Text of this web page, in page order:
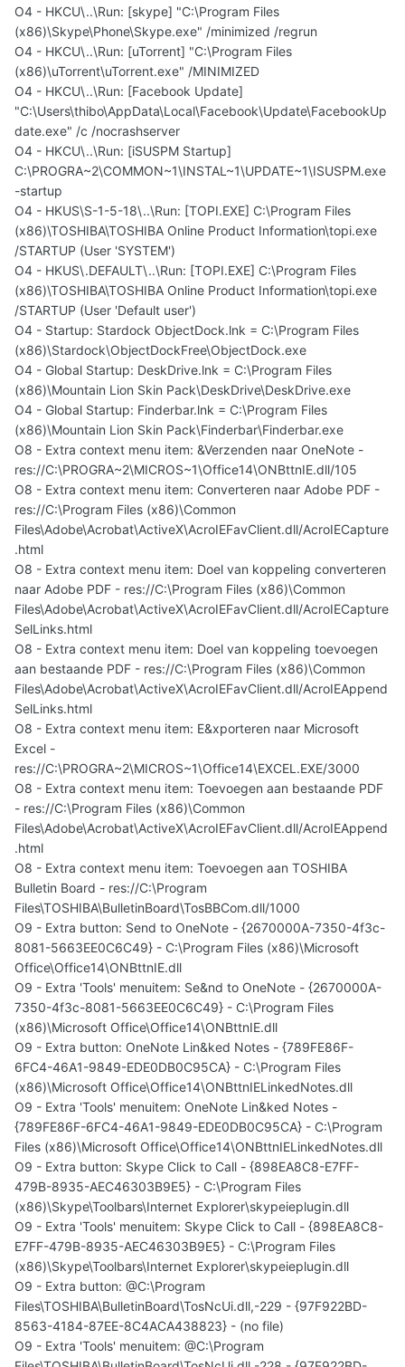
O4 - HKCU\..\Run: [skype] "C:\Program Files
(x86)\Skype\Phone\Skype.exe" /minimized /regrun
O4 - HKCU\..\Run: [uTorrent] "C:\Program Files
(x86)\uTorrent\uTorrent.exe" /MINIMIZED
O4 - HKCU\..\Run: [Facebook Update]
"C:\Users\thibo\AppData\Local\Facebook\Update\FacebookUp
date.exe" /c /nocrashserver
O4 - HKCU\..\Run: [iSUSPM Startup]
C:\PROGRA~2\COMMON~1\INSTAL~1\UPDATE~1\ISUSPM.exe
-startup
O4 - HKUS\S-1-5-18\..\Run: [TOPI.EXE] C:\Program Files
(x86)\TOSHIBA\TOSHIBA Online Product Information\topi.exe
/STARTUP (User 'SYSTEM')
O4 - HKUS\.DEFAULT\..\Run: [TOPI.EXE] C:\Program Files
(x86)\TOSHIBA\TOSHIBA Online Product Information\topi.exe
/STARTUP (User 'Default user')
O4 - Startup: Stardock ObjectDock.lnk = C:\Program Files
(x86)\Stardock\ObjectDockFree\ObjectDock.exe
O4 - Global Startup: DeskDrive.lnk = C:\Program Files
(x86)\Mountain Lion Skin Pack\DeskDrive\DeskDrive.exe
O4 - Global Startup: Finderbar.lnk = C:\Program Files
(x86)\Mountain Lion Skin Pack\Finderbar\Finderbar.exe
O8 - Extra context menu item: &Verzenden naar OneNote -
res://C:\PROGRA~2\MICROS~1\Office14\ONBttnIE.dll/105
O8 - Extra context menu item: Converteren naar Adobe PDF -
res://C:\Program Files (x86)\Common
Files\Adobe\Acrobat\ActiveX\AcroIEFavClient.dll/AcroIECapture
.html
O8 - Extra context menu item: Doel van koppeling converteren
naar Adobe PDF - res://C:\Program Files (x86)\Common
Files\Adobe\Acrobat\ActiveX\AcroIEFavClient.dll/AcroIECapture
SelLinks.html
O8 - Extra context menu item: Doel van koppeling toevoegen
aan bestaande PDF - res://C:\Program Files (x86)\Common
Files\Adobe\Acrobat\ActiveX\AcroIEFavClient.dll/AcroIEAppend
SelLinks.html
O8 - Extra context menu item: E&xporteren naar Microsoft
Excel -
res://C:\PROGRA~2\MICROS~1\Office14\EXCEL.EXE/3000
O8 - Extra context menu item: Toevoegen aan bestaande PDF
- res://C:\Program Files (x86)\Common
Files\Adobe\Acrobat\ActiveX\AcroIEFavClient.dll/AcroIEAppend
.html
O8 - Extra context menu item: Toevoegen aan TOSHIBA
Bulletin Board - res://C:\Program
Files\TOSHIBA\BulletinBoard\TosBBCom.dll/1000
O9 - Extra button: Send to OneNote - {2670000A-7350-4f3c-
8081-5663EE0C6C49} - C:\Program Files (x86)\Microsoft
Office\Office14\ONBttnIE.dll
O9 - Extra 'Tools' menuitem: Se&nd to OneNote - {2670000A-
7350-4f3c-8081-5663EE0C6C49} - C:\Program Files
(x86)\Microsoft Office\Office14\ONBttnIE.dll
O9 - Extra button: OneNote Lin&ked Notes - {789FE86F-
6FC4-46A1-9849-EDE0DB0C95CA} - C:\Program Files
(x86)\Microsoft Office\Office14\ONBttnIELinkedNotes.dll
O9 - Extra 'Tools' menuitem: OneNote Lin&ked Notes -
{789FE86F-6FC4-46A1-9849-EDE0DB0C95CA} - C:\Program
Files (x86)\Microsoft Office\Office14\ONBttnIELinkedNotes.dll
O9 - Extra button: Skype Click to Call - {898EA8C8-E7FF-
479B-8935-AEC46303B9E5} - C:\Program Files
(x86)\Skype\Toolbars\Internet Explorer\skypeieplugin.dll
O9 - Extra 'Tools' menuitem: Skype Click to Call - {898EA8C8-
E7FF-479B-8935-AEC46303B9E5} - C:\Program Files
(x86)\Skype\Toolbars\Internet Explorer\skypeieplugin.dll
O9 - Extra button: @C:\Program
Files\TOSHIBA\BulletinBoard\TosNcUi.dll,-229 - {97F922BD-
8563-4184-87EE-8C4ACA438823} - (no file)
O9 - Extra 'Tools' menuitem: @C:\Program